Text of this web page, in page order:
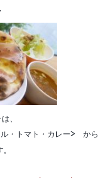
、
・トマト・カレー> から